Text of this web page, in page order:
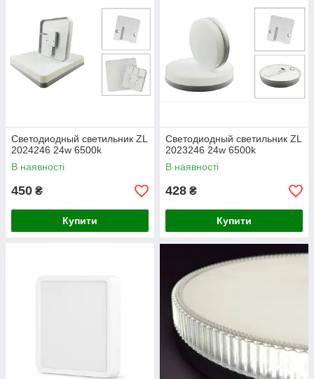
Светодиодный светильник ZL
2024246 24w 6500k
В наявності
450 ₴
Купити
Светодиодный светильник ZL
2023246 24w 6500k
В наявності
428 ₴
Купити